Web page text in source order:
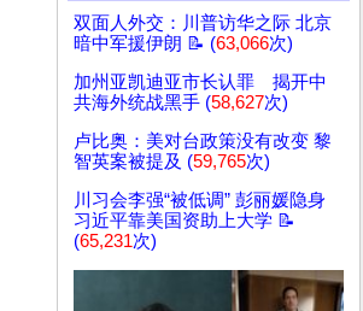
双面人外交：川普访华之际 北京
暗中军援伊朗 📝 (63,066次)
加州亚凯迪亚市长认罪 揭开中
共海外统战黑手 (58,627次)
卢比奥：美对台政策没有改变 黎
智英案被提及 (59,765次)
川习会李强“被低调” 彭丽媛隐身
习近平靠美国资助上大学 📝
(65,231次)